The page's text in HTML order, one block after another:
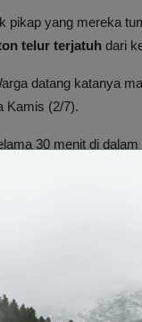
pikap yang mereka
telur terjatuh dari
datang katanya
Kamis (2/7).
30 menit di
telur tanpa izin
mencapai
mengambil